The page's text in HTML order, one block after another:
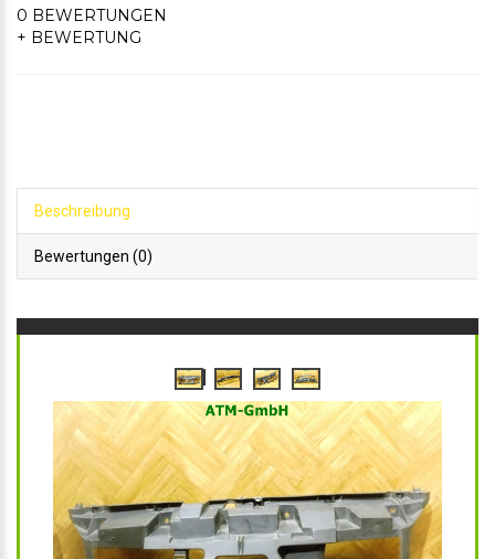
0 BEWERTUNGEN
+ BEWERTUNG
Beschreibung
Bewertungen (0)